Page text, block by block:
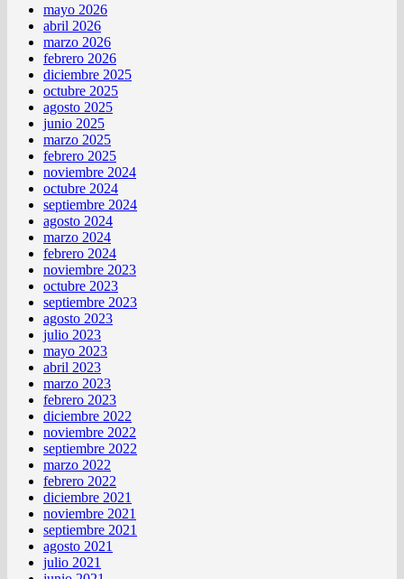
mayo 2026
abril 2026
marzo 2026
febrero 2026
diciembre 2025
octubre 2025
agosto 2025
junio 2025
marzo 2025
febrero 2025
noviembre 2024
octubre 2024
septiembre 2024
agosto 2024
marzo 2024
febrero 2024
noviembre 2023
octubre 2023
septiembre 2023
agosto 2023
julio 2023
mayo 2023
abril 2023
marzo 2023
febrero 2023
diciembre 2022
noviembre 2022
septiembre 2022
marzo 2022
febrero 2022
diciembre 2021
noviembre 2021
septiembre 2021
agosto 2021
julio 2021